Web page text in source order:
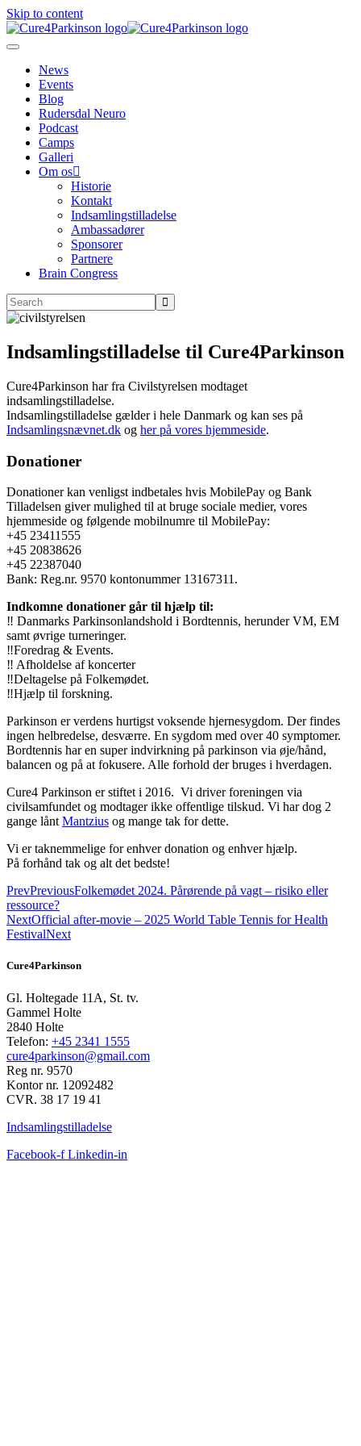
Skip to content
News
Events
Blog
Rudersdal Neuro
Podcast
Camps
Galleri
Om os
Historie
Kontakt
Indsamlingstilladelse
Ambassadører
Sponsorer
Partnere
Brain Congress
Indsamlingstilladelse til Cure4Parkinson
Cure4Parkinson har fra Civilstyrelsen modtaget
indsamlingstilladelse.
Indsamlingstilladelse gælder i hele Danmark og kan ses på
Indsamlingsnævnet.dk og her på vores hjemmeside.
Donationer
Donationer kan venligst indbetales hvis MobilePay og Bank
Tilladelsen giver mulighed til at bruge sociale medier, vores
hjemmeside og følgende mobilnumre til MobilePay:
+45 23411555
+45 20838626
+45 22387040
Bank: Reg.nr. 9570 kontonummer 13167311.
Indkomne donationer går til hjælp til:
‼️ Danmarks Parkinsonlandshold i Bordtennis, herunder VM, EM
samt øvrige turneringer.
‼️Foredrag & Events.
‼️ Afholdelse af koncerter
‼️Deltagelse på Folkemødet.
‼️Hjælp til forskning.
Parkinson er verdens hurtigst voksende hjernesygdom. Der findes
ingen helbredelse, desværre. En sygdom med over 40 symptomer.
Bordtennis har en super indvirkning på parkinson via øje/hånd,
balancen og på at fokusere. Alle forhold der bruges i hverdagen.
Cure4 Parkinson er stiftet i 2016. Vi driver foreningen via
civilsamfundet og modtager ikke offentlige tilskud. Vi har dog 2
gange lånt Mantzius og mange tak for dette.
Vi er taknemmelige for enhver donation og enhver hjælp.
På forhånd tak og alt det bedste!
PrevPreviousFolkemødet 2024. Pårørende på vagt – risiko eller
ressource?
NextOfficial after-movie – 2025 World Table Tennis for Health
FestivalNext
Cure4Parkinson
Gl. Holtegade 11A, St. tv.
Gammel Holte
2840 Holte
Telefon: +45 2341 1555
cure4parkinson@gmail.com
Reg nr. 9570
Kontor nr. 12092482
CVR. 38 17 19 41
Indsamlingstilladelse
Facebook-f Linkedin-in